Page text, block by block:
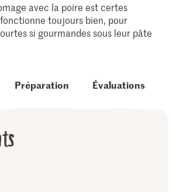
avec la poire est certes
toujours bien, pour
si gourmandes sous leur pâte
Préparation Évaluations